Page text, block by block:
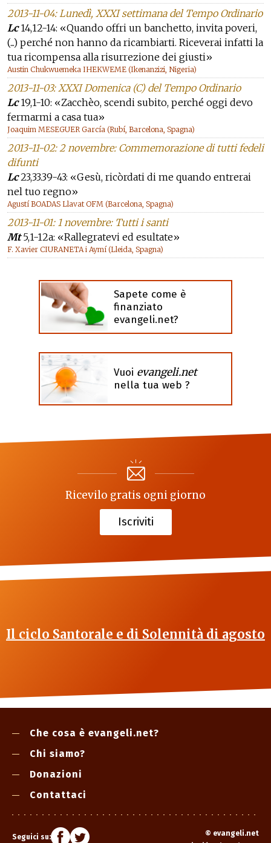
2013-11-04: Lunedì, XXXI settimana del Tempo Ordinario
Lc14,12-14: «Quando offri un banchetto, invita poveri,
(...) perché non hanno da ricambiarti. Riceverai infatti la
tua ricompensa alla risurrezione dei giusti»
Austin Chukwuemeka IHEKWEME (Ikenanzizi, Nigeria)
2013-11-03: XXXI Domenica (C) del Tempo Ordinario
Lc19,1-10: «Zacchèo, scendi subito, perché oggi devo
fermarmi a casa tua»
Joaquim MESEGUER García (Rubí, Barcelona, Spagna)
2013-11-02: 2 novembre: Commemorazione di tutti fedeli
difunti
Lc23,33.39-43: «Gesù, ricòrdati di me quando entrerai
nel tuo regno»
Agustí BOADAS Llavat OFM (Barcelona, Spagna)
2013-11-01: 1 novembre: Tutti i santi
Mt5,1-12a: «Rallegratevi ed esultate»
F. Xavier CIURANETA i Aymí (Lleida, Spagna)
Sapete come è
finanziato
evangeli.net?
Vuoi evangeli.net
nella tua web ?
Ricevilo gratis ogni giorno
Iscriviti
Il ciclo Santorale e di Solennità di agosto
Che cosa è evangeli.net?
Chi siamo?
Donazioni
Contattaci
Seguici su: © evangeli.net